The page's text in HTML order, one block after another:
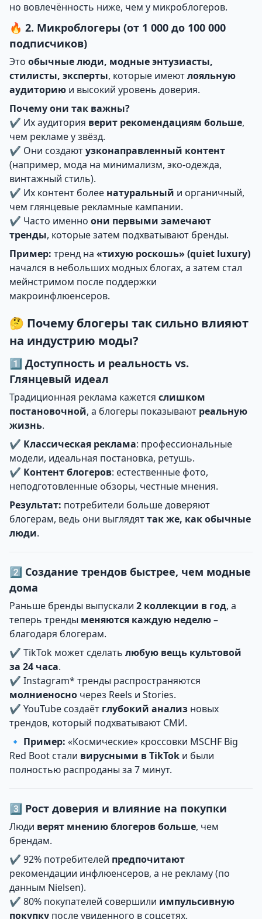
но вовлечённость ниже, чем у микроблогеров.
🔥 2. Микроблогеры (от 1 000 до 100 000
подписчиков)
Это обычные люди, модные энтузиасты,
стилисты, эксперты, которые имеютлояльную
аудиторию и высокий уровень доверия.
Почему они так важны?
✔ Их аудитория верит рекомендациям больше,
чем рекламе у звёзд.
✔ Они создаютузконаправленный контент
(например, мода на минимализм, эко-одежда,
винтажный стиль).
✔ Их контент более натуральный и органичный,
чем глянцевые рекламные кампании.
✔ Часто именно они первыми замечают
тренды, которые затем подхватывают бренды.
Пример: тренд на «тихую роскошь» (quiet luxury)
начался в небольших модных блогах, а затем стал
мейнстримом после поддержки
макроинфлюенсеров.
🤔 Почему блогеры так сильно влияют
на индустрию моды?
1️⃣ Доступность и реальность vs.
Глянцевый идеал
Традиционная реклама кажется слишком
постановочной, а блогеры показывают реальную
жизнь.
✔ Классическая реклама: профессиональные
модели, идеальная постановка, ретушь.
✔ Контент блогеров: естественные фото,
неподготовленные обзоры, честные мнения.
Результат: потребители больше доверяют
блогерам, ведь они выглядяттак же, как обычные
люди.
2️⃣ Создание трендов быстрее, чем модные
дома
Раньше бренды выпускали 2 коллекции в год, а
теперь тренды меняются каждую неделю–
благодаря блогерам.
✔ TikTok может сделать любую вещь культовой
за 24 часа.
✔ Instagram* тренды распространяются
молниеносно через Reels и Stories.
✔ YouTube создаёт глубокий анализ новых
трендов, который подхватывают СМИ.
🔹 Пример: «Космические» кроссовки MSCHF Big
Red Boot стали вирусными в TikTok и были
полностью распроданы за 7 минут.
3️⃣ Рост доверия и влияние на покупки
Люди верят мнению блогеров больше, чем
брендам.
✔ 92% потребителей предпочитают
рекомендации инфлюенсеров, а не рекламу (по
данным Nielsen).
✔ 80% покупателей совершили импульсивную
покупку после увиденного в соцсетях.